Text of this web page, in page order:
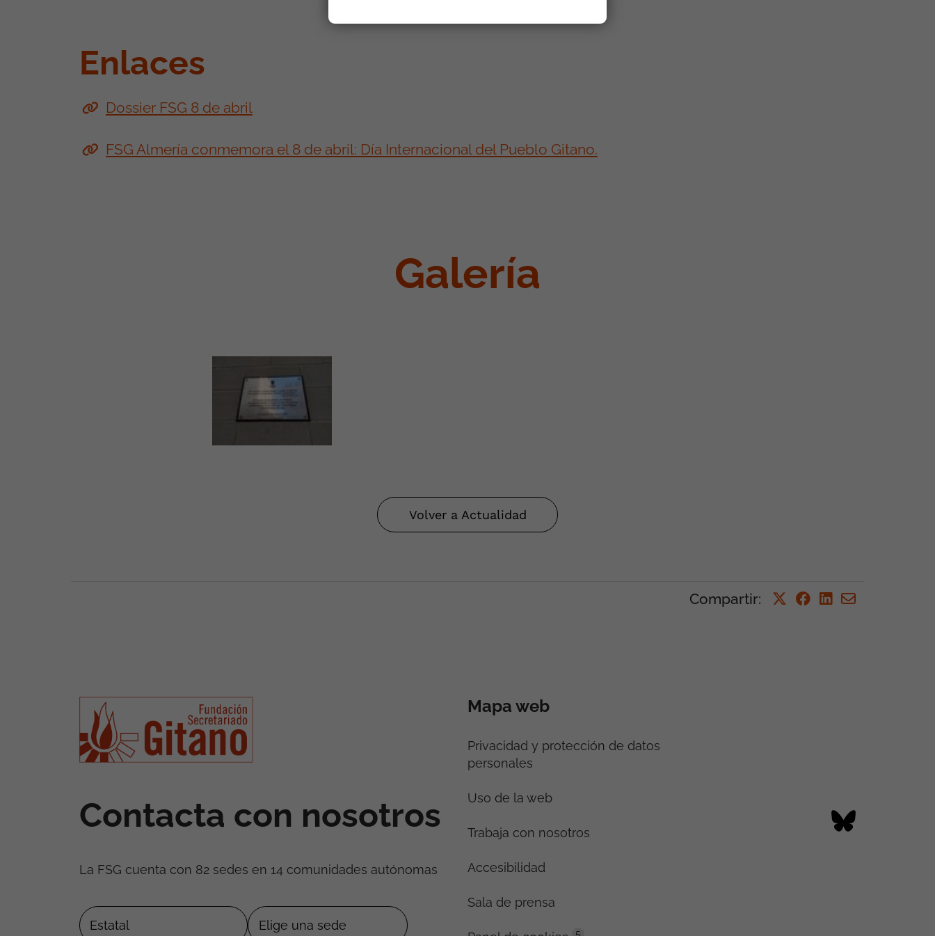
Enlaces
Dossier FSG 8 de abril
FSG Almería conmemora el 8 de abril: Día Internacional del Pueblo Gitano.
Galería
Volver a Actualidad
Compartir:
Contacta con nosotros
La FSG cuenta con 82 sedes en 14 comunidades autónomas
Mapa web
Privacidad y protección de datos
personales
Uso de la web
Trabaja con nosotros
Accesibilidad
Sala de prensa
5